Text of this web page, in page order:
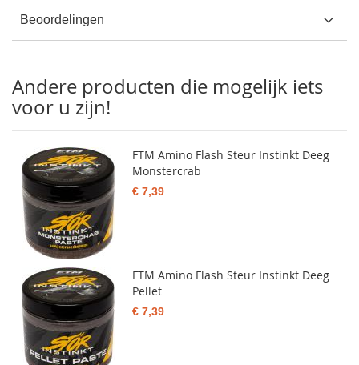
Beoordelingen
Andere producten die mogelijk iets
voor u zijn!
FTM Amino Flash Steur Instinkt Deeg
Monstercrab
€ 7,39
FTM Amino Flash Steur Instinkt Deeg
Pellet
€ 7,39